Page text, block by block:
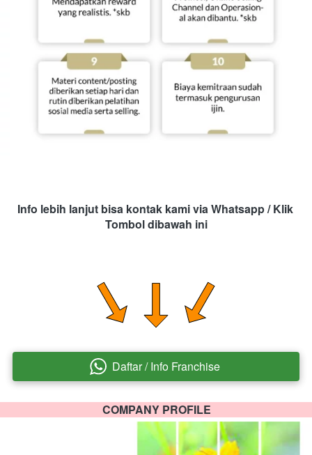
Info lebih lanjut bisa kontak kami via Whatsapp / Klik
Tombol dibawah ini
` Daftar / Info Franchise
COMPANY PROFILE